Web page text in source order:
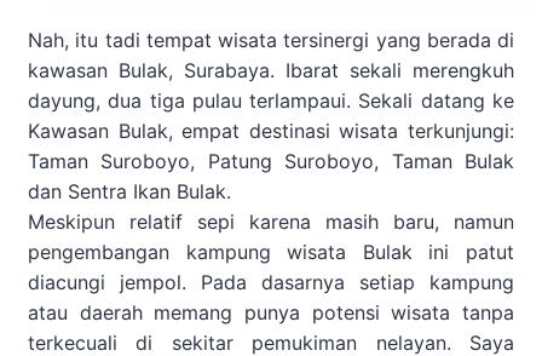
Nah, itu tadi tempat wisata tersinergi yang berada di
kawasan Bulak, Surabaya. Ibarat sekali merengkuh
dayung, dua tiga pulau terlampaui. Sekali datang ke
Kawasan Bulak, empat destinasi wisata terkunjungi:
Taman Suroboyo, Patung Suroboyo, Taman Bulak
dan Sentra Ikan Bulak.
Meskipun relatif sepi karena masih baru, namun
pengembangan kampung wisata Bulak ini patut
diacungi jempol. Pada dasarnya setiap kampung
atau daerah memang punya potensi wisata tanpa
terkecuali di sekitar pemukiman nelayan. Saya